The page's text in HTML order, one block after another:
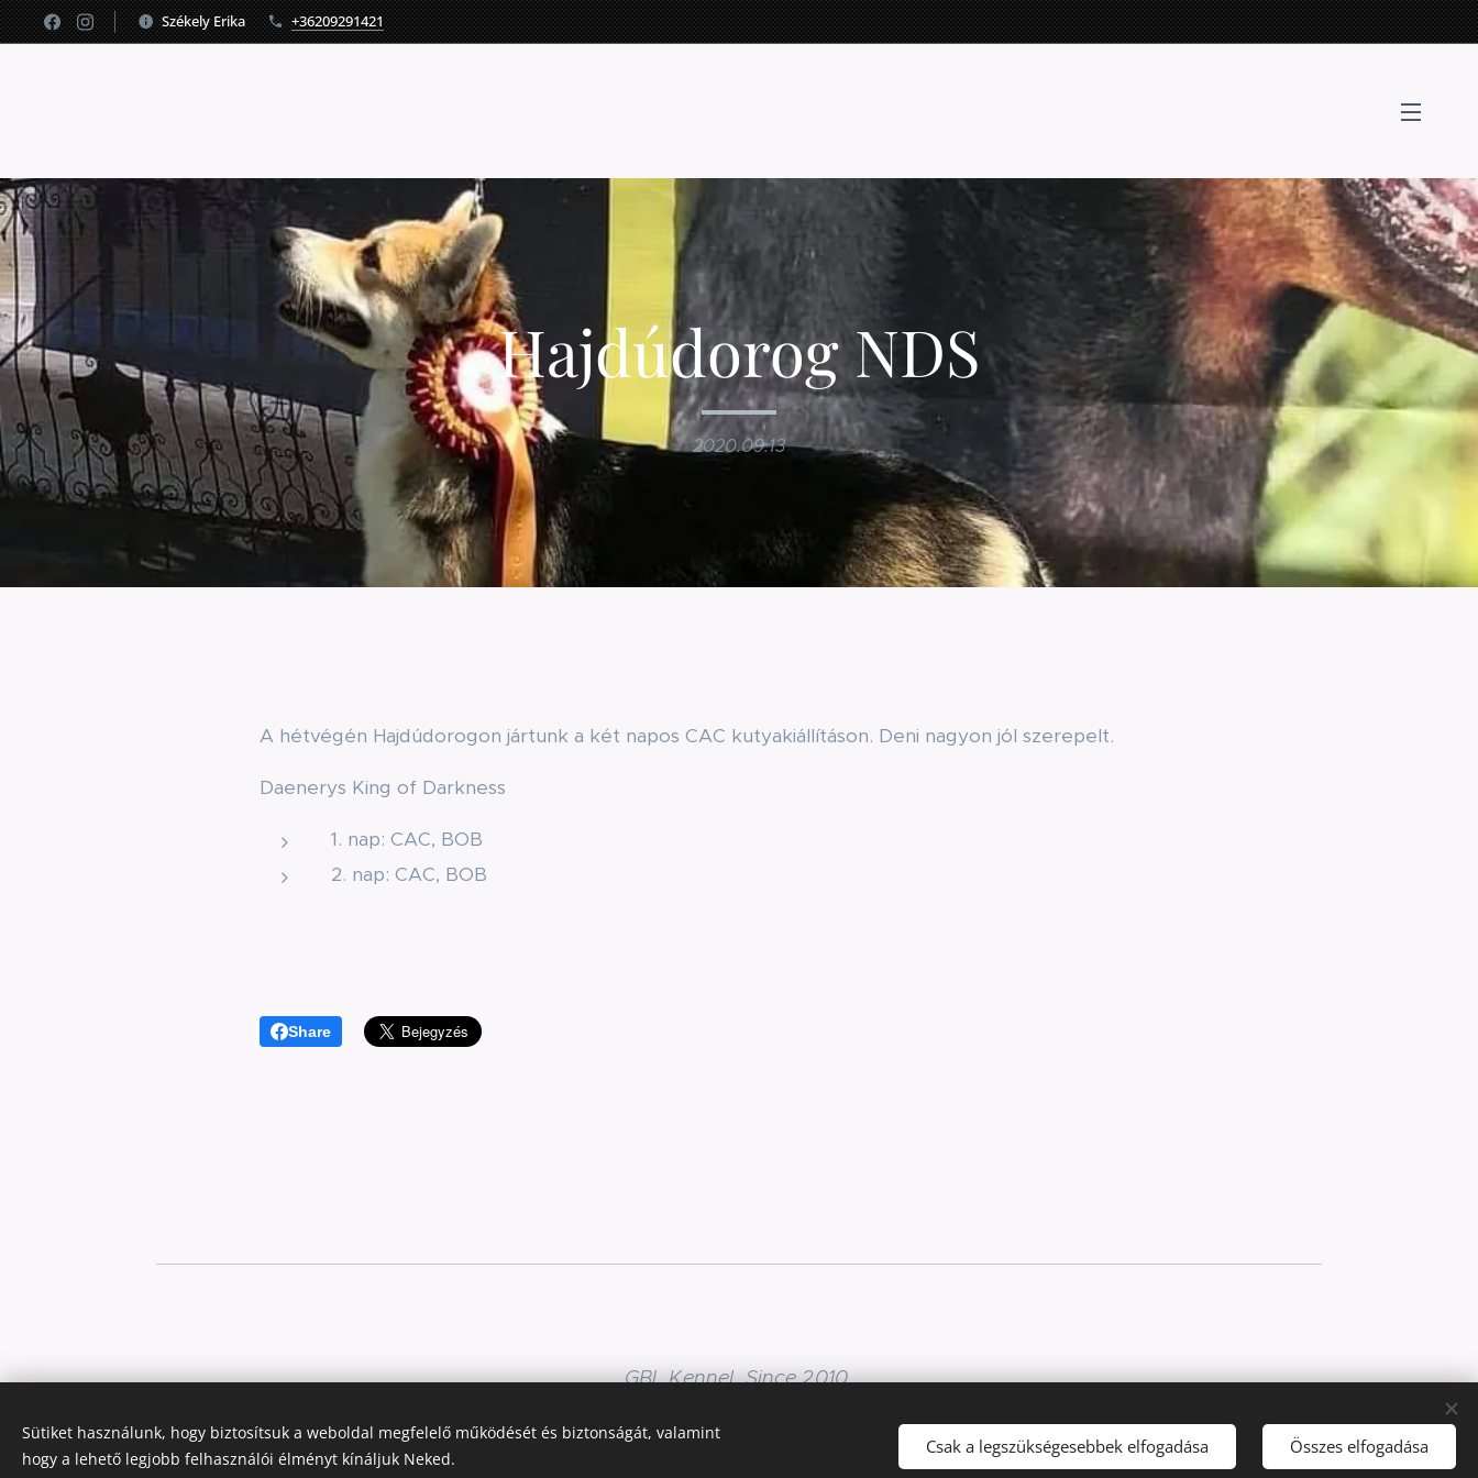
Székely Erika +36209291421
Hajdúdorog NDS
2020.09.13
A hétvégén Hajdúdorogon jártunk a két napos CAC kutyakiállításon. Deni nagyon jól szerepelt.
Daenerys King of Darkness
1. nap: CAC, BOB
2. nap: CAC, BOB
Share
GBL Kennel, Since 2010
Az oldalt aWebnode
Sütiket használunk, hogy biztosítsuk a weboldal megfelelő működését és biztonságát, valamint
hogy a lehető legjobb felhasználói élményt kínáljuk Neked.
Csak a legszükségesebbek elfogadása Összes elfogadása